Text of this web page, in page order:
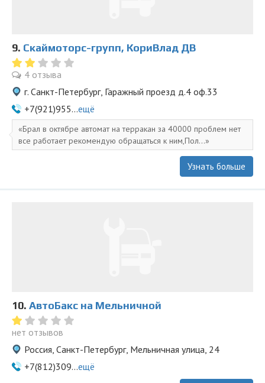
9. Скаймоторс-групп, КориВлад ДВ
4 отзыва
г. Санкт-Петербург, Гаражный проезд д.4 оф.33
+7(921)955...ещё
Брал в октябре автомат на терракан за 40000 проблем нет
все работает рекомендую обращаться к ним,Пол...
Узнать больше
10. АвтоБакс на Мельничной
нет отзывов
Россия, Санкт-Петербург, Мельничная улица, 24
+7(812)309...ещё